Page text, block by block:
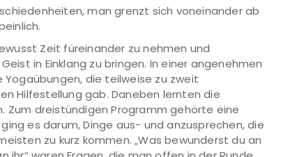
man grenzt sich voneinander ab
Zeit füreinander zu nehmen und
in Einklang zu bringen. In einer angenehmen
die teilweise zu zweit
Hilfestellung gab. Daneben lernten die
Zum dreistündigen Programm gehörte eine
es darum, Dinge aus- und anzusprechen, die
zu kurz kommen. „Was bewunderst du an